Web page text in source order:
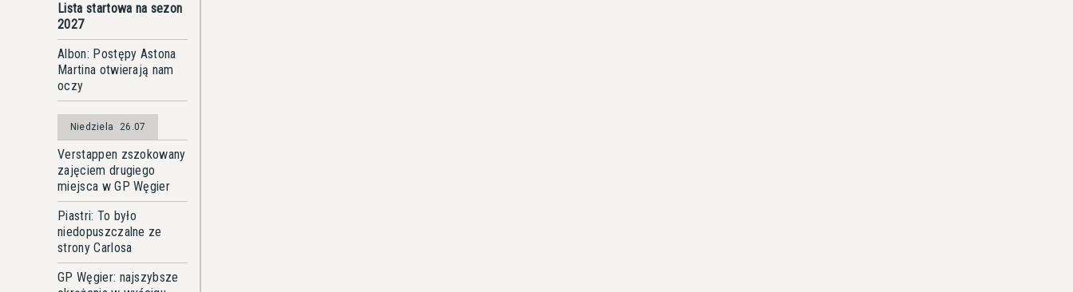
Lista startowa na sezon
2027
Albon: Postępy Astona
Martina otwierają nam
oczy
Niedziela 26.07
Verstappen zszokowany
zajęciem drugiego
miejsca w GP Węgier
Piastri: To było
niedopuszczalne ze
strony Carlosa
GP Węgier: najszybsze